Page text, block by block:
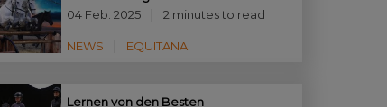
04 Feb. 2025
2 minutes to read
NEWS EQUITANA
Lernen von den Besten